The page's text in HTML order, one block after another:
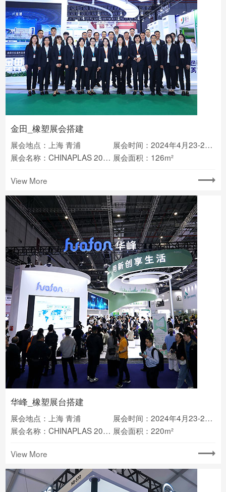
金田_橡塑展会搭建
展会地点：上海 青浦
展会时间：2024年4月23-26日
展会名称：CHINAPLAS 2024国际橡塑展 展会面积：126m²
View More
华峰_橡塑展台搭建
展会地点：上海 青浦
展会时间：2024年4月23-26日
展会名称：CHINAPLAS 2024国际橡塑展 展会面积：220m²
View More